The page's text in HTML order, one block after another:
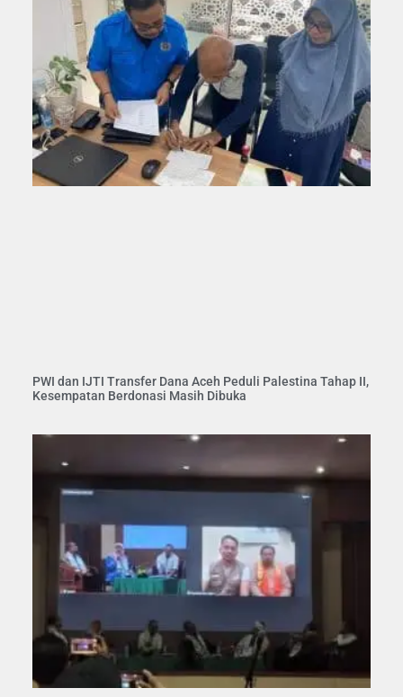
PWI dan IJTI Transfer Dana Aceh Peduli Palestina Tahap II,
Kesempatan Berdonasi Masih Dibuka